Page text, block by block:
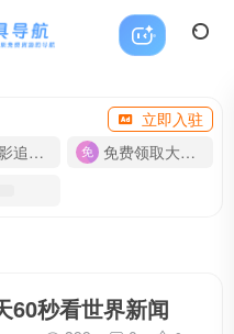
立即入驻
免费电影追剧APP 免费领取大流量卡【500G】
60秒看世界新闻